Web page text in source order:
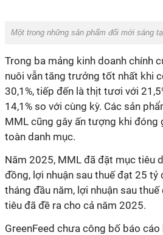
Một trong những sản phẩm đổi mới sáng
Trong ba mảng kinh doanh chính
nuôi vẫn tăng trưởng tốt nhất khi
30,1%, tiếp đến là thịt tươi với
14,1% so với cùng kỳ. Các sản
MML cũng gây ấn tượng khi đóng
toàn danh mục.
Năm 2025, MML đã đặt mục tiêu
đồng, lợi nhuận sau thuế đạt 25 tỷ
tháng đầu năm, lợi nhuận sau
tiêu đã đề ra cho cả năm 2025.
GreenFeed chưa công bố báo